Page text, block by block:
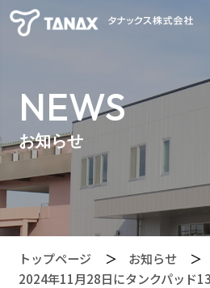
NEWS
お知らせ
トップページ
お知らせ
2024年11月28日にタンクパッド